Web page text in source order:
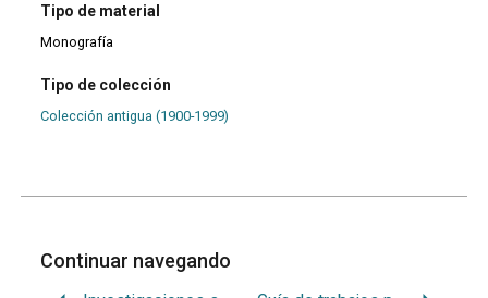
Tipo de material
Monografía
Tipo de colección
Colección antigua (1900-1999)
Continuar navegando